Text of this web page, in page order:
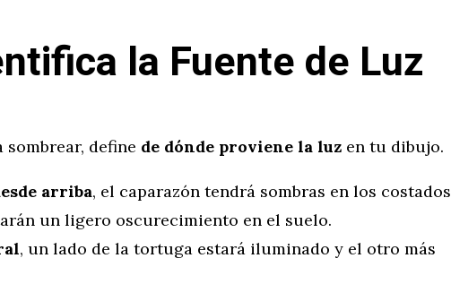
la Fuente de Luz
sombrear, define de dónde proviene la luz en tu dibujo.
arriba, el caparazón tendrá sombras en los costados
un ligero oscurecimiento en el suelo.
, un lado de la tortuga estará iluminado y el otro más